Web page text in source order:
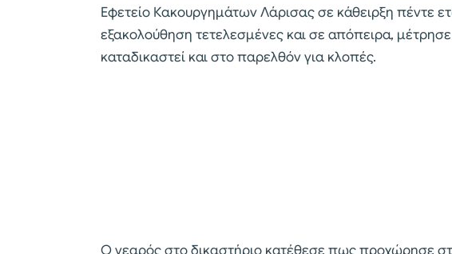
Εφετείο Κακουργημάτων Λάρισας σε κάθειρξη πέντε
εξακολούθηση τετελεσμένες και σε απόπειρα,
καταδικαστεί και στο παρελθόν για κλοπές.
Ο νεαρός στο δικαστήριο κατέθεσε πως προχώρησε